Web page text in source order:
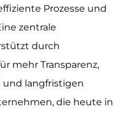
Prozesse und
zentrale
durch
mehr Transparenz,
und langfristigen
die heute in